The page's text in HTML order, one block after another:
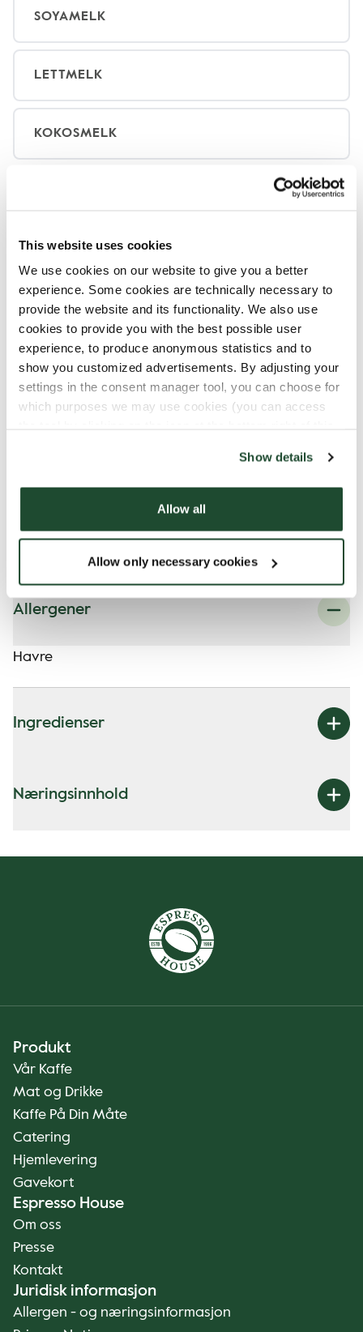
This website uses cookies
We use cookies on our website to give you a better
experience. Some cookies are technically necessary to
provide the website and its functionality. We also use
cookies to provide you with the best possible user
experience, to produce anonymous statistics and to
show you customized advertisements. By adjusting your
settings in the consent manager tool, you can choose for
which purposes we may use cookies (you can access
Show details
Allow all
Allow only necessary cookies
SOYAMELK
LETTMELK
KOKOSMELK
YT® MELK
Hva det inneholder
Alle våre produkter kan inneholde små
spor av allergener.
til tross for at det er en risiko for at ulike
og forurensning av allergener kan oppstå..
Les mer på vår allergen-guide
Allergener
Havre
Ingredienser
Næringsinnhold
Produkt
Vår Kaffe
Mat og Drikke
Kaffe På Din Måte
Catering
Hjemlevering
Gavekort
Espresso House
Om oss
Presse
Kontakt
Juridisk informasjon
Allergen - og næringsinformasjon